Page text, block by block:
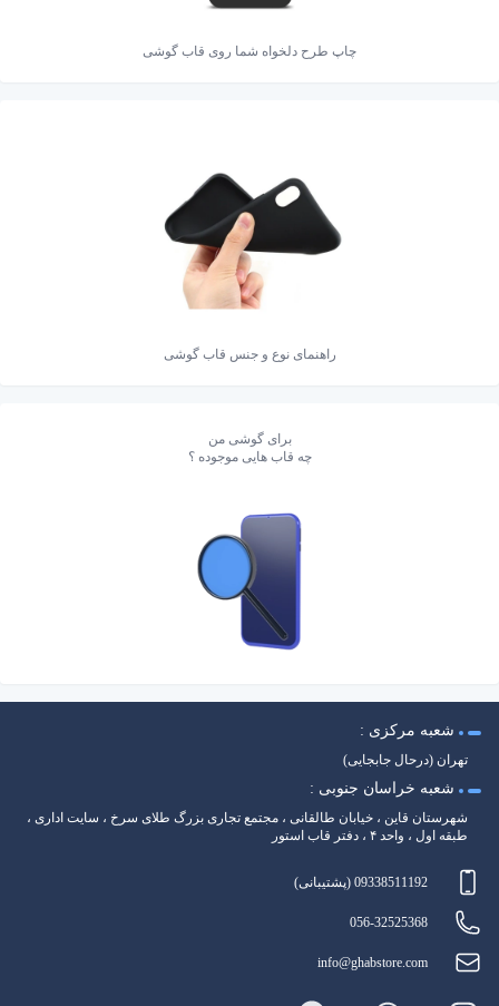
چاپ طرح دلخواه شما روی قاب گوشی
راهنمای نوع و جنس قاب گوشی
برای گوشی من
چه قاب هایی موجوده ؟
شعبه مرکزی :
تهران (درحال جابجایی)
شعبه خراسان جنوبی :
شهرستان قاین ، خیابان طالقانی ، مجتمع تجاری بزرگ طلای سرخ ، سایت اداری ،
طبقه اول ، واحد ۴ ، دفتر قاب استور
09338511192 (پشتیبانی)
056-32525368
info@ghabstore.com